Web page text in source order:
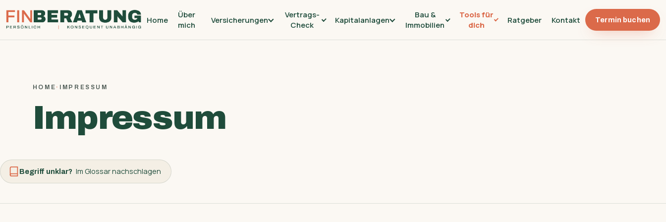
Home
Über
mich
Versicherungen
Vertrags-
Check
Kapitalanlagen
Bau &
Immobilien
Tools für
dich
Ratgeber Kontakt Termin buchen
HOME · IMPRESSUM
Impressum
Begriff unklar? Im Glossar nachschlagen